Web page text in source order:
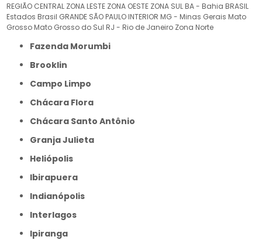
REGIÃO CENTRAL ZONA LESTE ZONA OESTE ZONA SUL BA - Bahia BRASIL
Estados Brasil GRANDE SÃO PAULO INTERIOR MG - Minas Gerais Mato
Grosso Mato Grosso do Sul RJ - Rio de Janeiro Zona Norte
Fazenda Morumbi
Brooklin
Campo Limpo
Chácara Flora
Chácara Santo Antônio
Granja Julieta
Heliópolis
Ibirapuera
Indianópolis
Interlagos
Ipiranga